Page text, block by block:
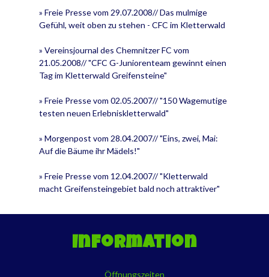
» Freie Presse vom 29.07.2008// Das mulmige
Gefühl, weit oben zu stehen - CFC im Kletterwald
» Vereinsjournal des Chemnitzer FC vom
21.05.2008// "CFC G-Juniorenteam gewinnt einen
Tag im Kletterwald Greifensteine"
» Freie Presse vom 02.05.2007// "150 Wagemutige
testen neuen Erlebniskletterwald"
» Morgenpost vom 28.04.2007// "Eins, zwei, Mai:
Auf die Bäume ihr Mädels!"
» Freie Presse vom 12.04.2007// "Kletterwald
macht Greifensteingebiet bald noch attraktiver"
Information
Öffnungszeiten